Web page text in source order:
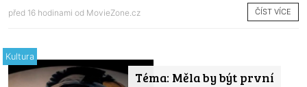
před 16 hodinami od MovieZone.cz ČÍST VÍCE
Téma: Měla by být první
Kultura